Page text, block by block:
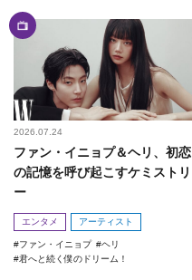
2026.07.24
ファン・イニョプ＆ヘリ、初恋
の記憶を呼び起こすケミストリ
ー
エンタメ アーティスト
ファン・イニョプ
ヘリ
君へと続く僕のドリーム！